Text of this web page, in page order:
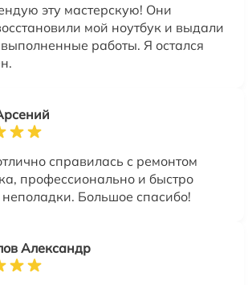
эту мастерскую! Они
мой ноутбук и выдали
работы. Я остался
справилась с ремонтом
профессионально и быстро
неполадки. Большое спасибо!
Александр